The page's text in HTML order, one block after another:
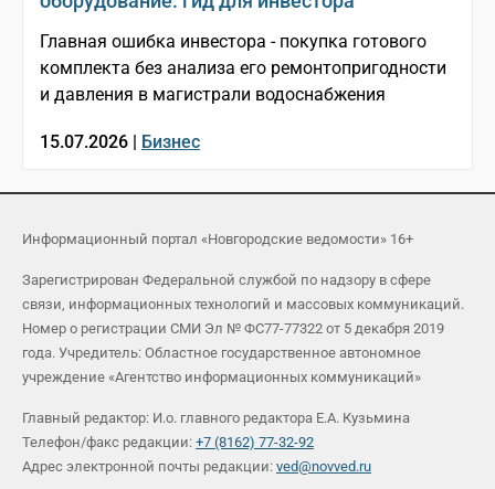
Главная ошибка инвестора - покупка готового
комплекта без анализа его ремонтопригодности
и давления в магистрали водоснабжения
15.07.2026 | Бизнес
Информационный портал «Новгородские ведомости» 16+
Зарегистрирован Федеральной службой по надзору в сфере
связи, информационных технологий и массовых коммуникаций.
Номер о регистрации СМИ Эл № ФС77-77322 от 5 декабря 2019
года. Учредитель: Областное государственное автономное
учреждение «Агентство информационных коммуникаций»
Главный редактор: И.о. главного редактора Е.А. Кузьмина
Телефон/факс редакции: +7 (8162) 77-32-92
Адрес электронной почты редакции: ved@novved.ru